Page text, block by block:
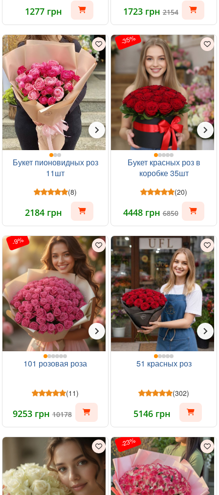
1277 грн 1723 грн2154
Букет пионовидных роз
11шт
(8)
2184 грн
-35%
Букет красных роз в
коробке 35шт
(20)
4448 грн6850
-9%
101 розовая роза
(11)
9253 грн10178
51 красных роз
(302)
5146 грн
-23%